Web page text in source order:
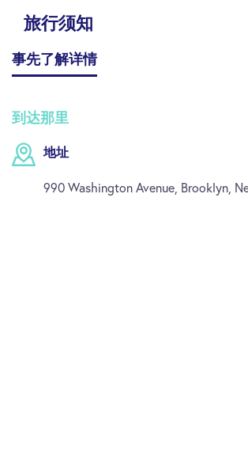
旅行须知
事先了解详情
到达那里
地址
990 Washington Avenue, Brooklyn,